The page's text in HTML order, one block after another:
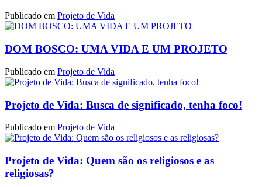
Publicado em Projeto de Vida
DOM BOSCO: UMA VIDA E UM PROJETO
Publicado em Projeto de Vida
Projeto de Vida: Busca de significado, tenha foco!
Publicado em Projeto de Vida
Projeto de Vida: Quem são os religiosos e as
religiosas?